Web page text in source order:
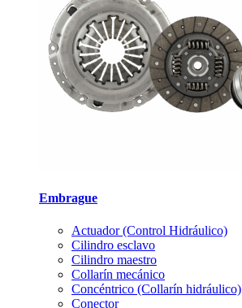
Embrague
Actuador (Control Hidráulico)
Cilindro esclavo
Cilindro maestro
Collarín mecánico
Concéntrico (Collarín hidráulico)
Conector